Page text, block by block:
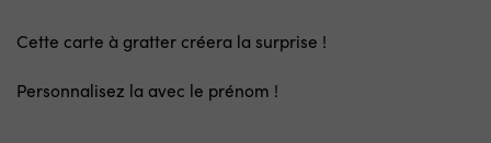
Cette carte à gratter créera la surprise !
Personnalisez la avec le prénom !